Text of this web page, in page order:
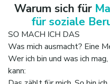
Warum sich für
für soziale
SO MACH ICH DAS
Was mich ausmacht? Eine
Wer ich bin und was ich
kann: